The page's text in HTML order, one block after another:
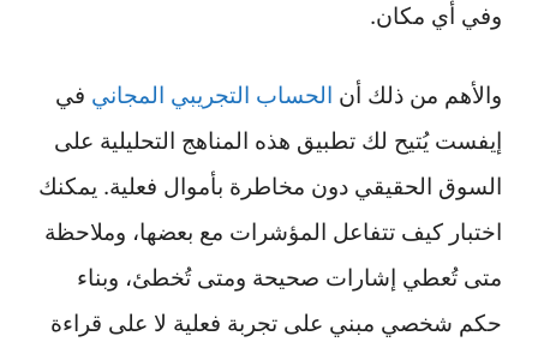
وفي أي مكان.
والأهم من ذلك أن الحساب التجريبي المجاني في
إيفست يُتيح لك تطبيق هذه المناهج التحليلية على
السوق الحقيقي دون مخاطرة بأموال فعلية. يمكنك
اختبار كيف تتفاعل المؤشرات مع بعضها، وملاحظة
متى تُعطي إشارات صحيحة ومتى تُخطئ، وبناء
حكم شخصي مبني على تجربة فعلية لا على قراءة